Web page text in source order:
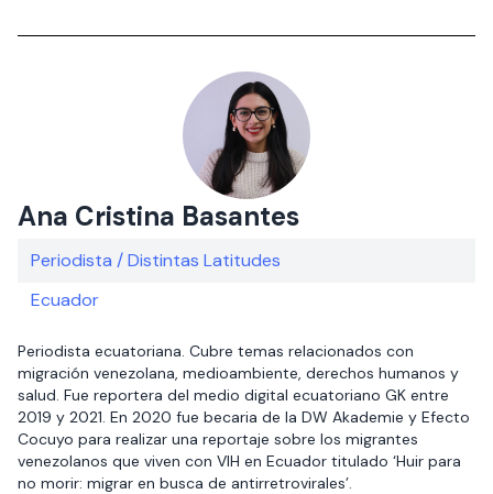
Ana Cristina Basantes
Periodista / Distintas Latitudes
Ecuador
Periodista ecuatoriana. Cubre temas relacionados con
migración venezolana, medioambiente, derechos humanos y
salud. Fue reportera del medio digital ecuatoriano GK entre
2019 y 2021. En 2020 fue becaria de la DW Akademie y Efecto
Cocuyo para realizar una reportaje sobre los migrantes
venezolanos que viven con VIH en Ecuador titulado ‘Huir para
no morir: migrar en busca de antirretrovirales’.